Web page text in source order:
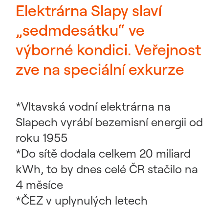
Elektrárna Slapy slaví
„sedmdesátku“ ve
výborné kondici. Veřejnost
zve na speciální exkurze
*Vltavská vodní elektrárna na
Slapech vyrábí bezemisní energii od
roku 1955
*Do sítě dodala celkem 20 miliard
kWh, to by dnes celé ČR stačilo na
4 měsíce
*ČEZ v uplynulých letech